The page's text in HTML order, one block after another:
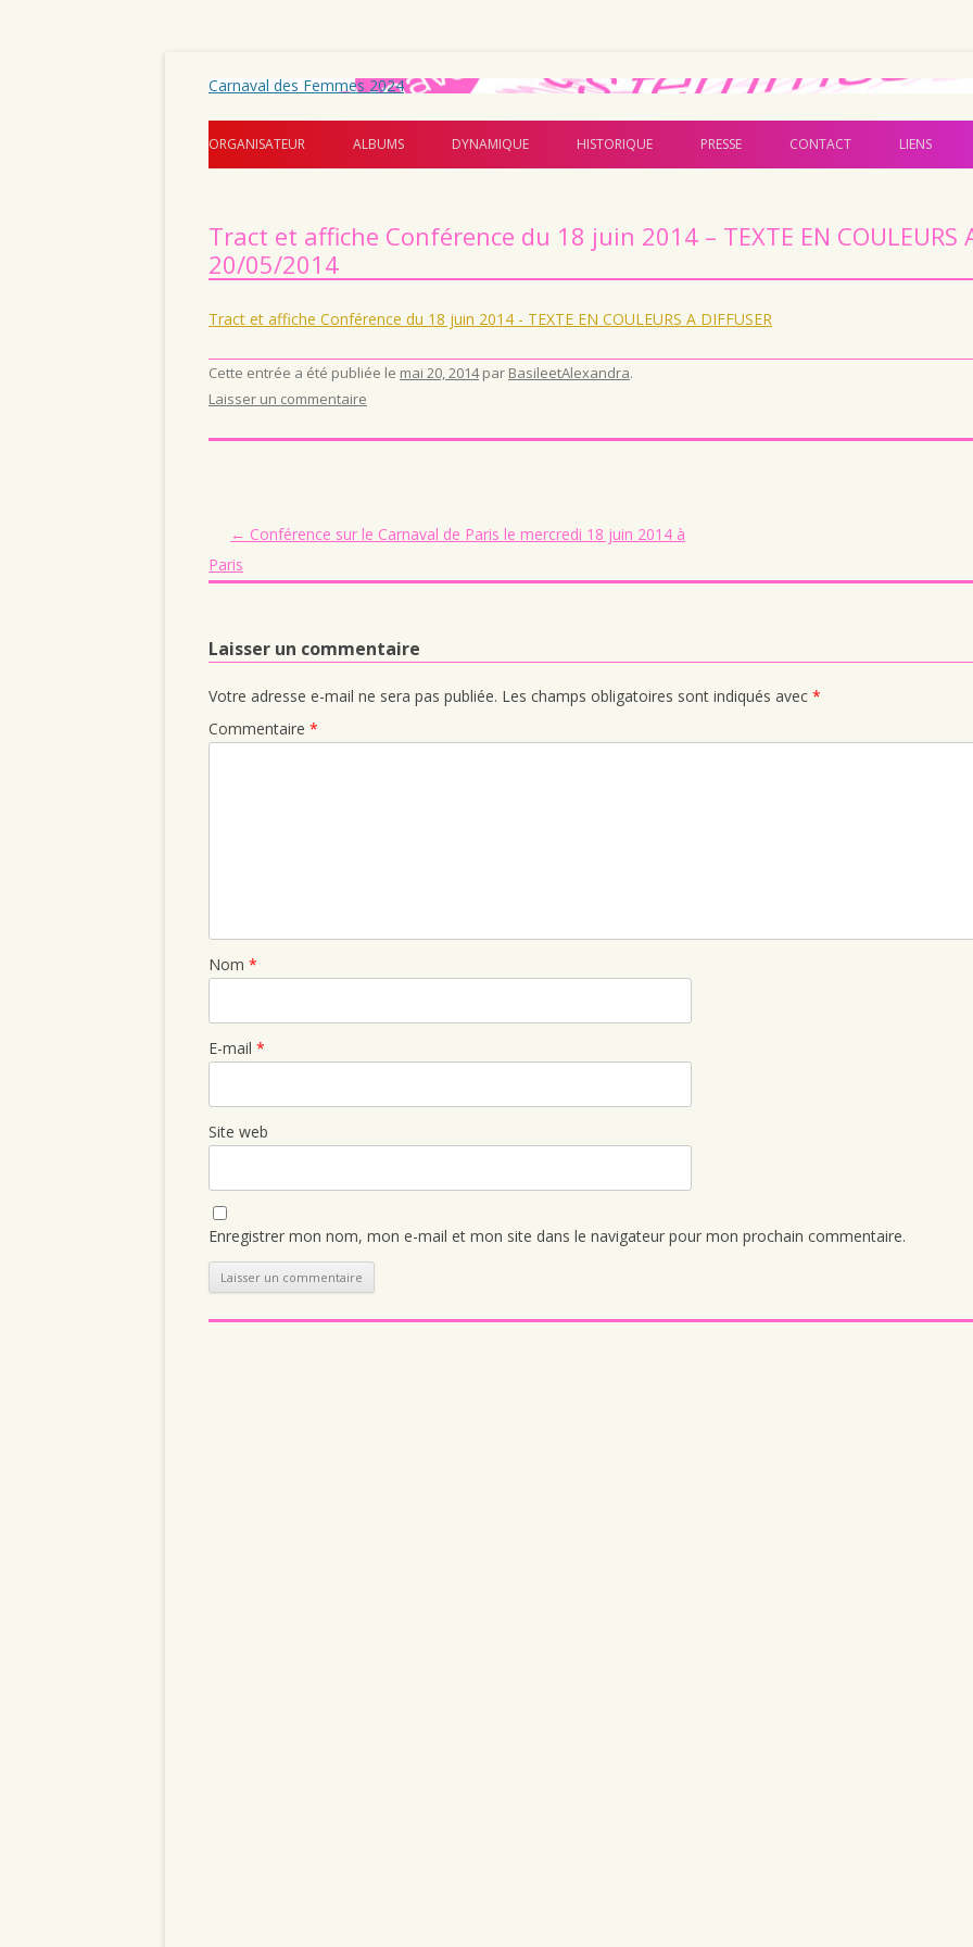
Carnaval des Femmes 2024
Aller au contenu principal
ORGANISATEUR ALBUMS DYNAMIQUE HISTORIQUE PRESSE CONTACT LIENS
Tract et affiche Conférence du 18 juin 2014 – TEXTE EN COULEURS
20/05/2014
Tract et affiche Conférence du 18 juin 2014 - TEXTE EN COULEURS A DIFFUSER
Cette entrée a été publiée le mai 20, 2014 par BasileetAlexandra.
Laisser un commentaire
Navigation des articles
← Conférence sur le Carnaval de Paris le mercredi 18 juin 2014 à
Paris
Laisser un commentaire
Votre adresse e-mail ne sera pas publiée. Les champs obligatoires sont indiqués avec *
Commentaire *
Nom *
E-mail *
Site web
Enregistrer mon nom, mon e-mail et mon site dans le navigateur pour mon prochain commentaire.